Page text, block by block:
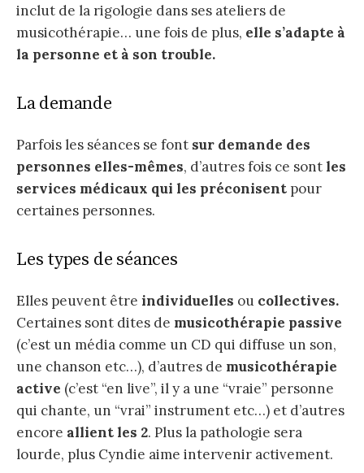
inclut de la rigologie dans ses ateliers de
musicothérapie… une fois de plus, elle s’adapte à
la personne et à son trouble.
La demande
Parfois les séances se font sur demande des
personnes elles-mêmes, d’autres fois ce sont les
services médicaux qui les préconisent pour
certaines personnes.
Les types de séances
Elles peuvent être individuelles ou collectives.
Certaines sont dites de musicothérapie passive
(c’est un média comme un CD qui diffuse un son,
une chanson etc…), d’autres de musicothérapie
active (c’est “en live”, il y a une “vraie” personne
qui chante, un “vrai” instrument etc…) et d’autres
encore allient les 2. Plus la pathologie sera
lourde, plus Cyndie aime intervenir activement.